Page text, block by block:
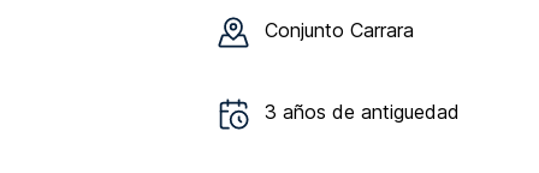
Conjunto Carrara
3 años de antiguedad